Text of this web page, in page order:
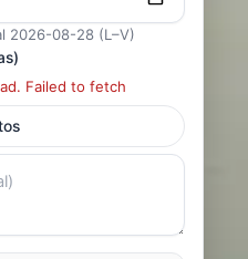
2026-08-28 (L–V)
Failed to fetch